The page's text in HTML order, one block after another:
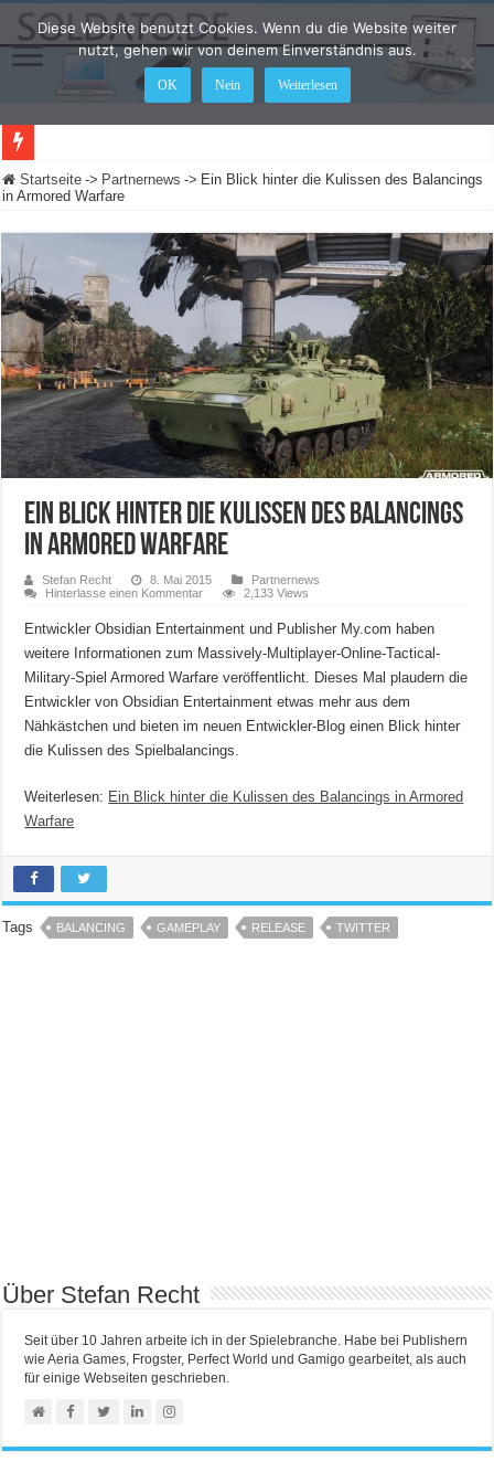
Startseite -> Partnernews -> Ein Blick hinter die Kulissen des Balancings
in Armored Warfare
Ein Blick hinter die Kulissen des Balancings
in Armored Warfare
Stefan Recht 8. Mai 2015
Partnernews
Hinterlasse einen Kommentar
2,133 Views
Entwickler Obsidian Entertainment und Publisher My.com haben
weitere Informationen zum Massively-Multiplayer-Online-Tactical-
Military-Spiel Armored Warfare veröffentlicht. Dieses Mal plaudern die
Entwickler von Obsidian Entertainment etwas mehr aus dem
Nähkästchen und bieten im neuen Entwickler-Blog einen Blick hinter
die Kulissen des Spielbalancings.
Weiterlesen: Ein Blick hinter die Kulissen des Balancings in Armored
Warfare
Tags BALANCING GAMEPLAY RELEASE TWITTER
Über Stefan Recht
Seit über 10 Jahren arbeite ich in der Spielebranche. Habe bei Publishern
wie Aeria Games, Frogster, Perfect World und Gamigo gearbeitet, als auch
für einige Webseiten geschrieben.
Diese Website benutzt Cookies. Wenn du die Website weiter
nutzt, gehen wir von deinem Einverständnis aus.
OK Nein Weiterlesen